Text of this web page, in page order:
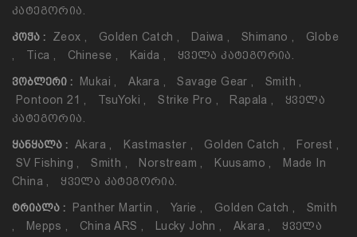
Კატეგორია.
ᲙᲝᲭᲐ : Zeox , Golden Catch , Daiwa , Shimano ,
Globe
,
Tica , Chinese , Kaida , Ყველა Კატეგორია.
ᲕᲝᲑᲚᲔᲠᲘ : Mukai , Akara , Savage Gear , Smith ,
Pontoon 21 , TsuYoki , Strike Pro , Rapala ,
Ყველა
Კატეგორია.
ᲧᲐᲜᲧᲐᲚᲐ : Akara , Kastmaster , Golden Catch , Forest ,
SV Fishing , Smith , Norstream , Kuusamo ,
Made In
China , Ყველა Კატეგორია.
ᲢᲠᲘᲐᲚᲐ : Panther Martin , Yarie , Golden Catch ,
Smith
,
Mepps , China ARS , Lucky John , Akara ,
Ყველა